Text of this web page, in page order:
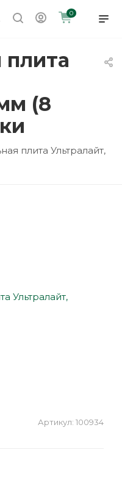
0
(8
плита Ультралайт,
Артикул: 100934